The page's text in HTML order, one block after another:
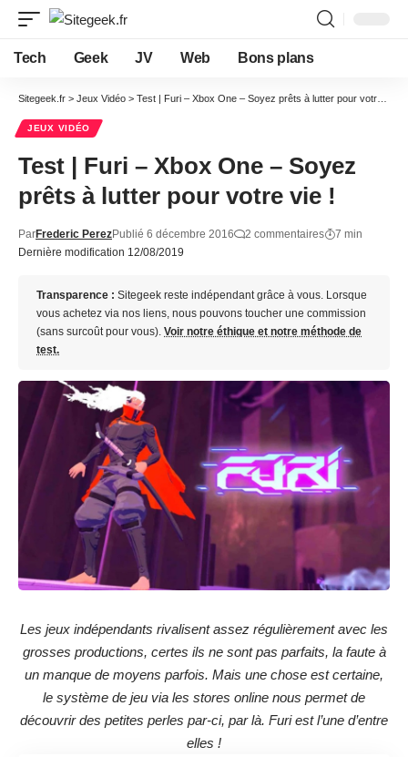
Tech Geek JV Web Bons plans
Sitegeek.fr > Jeux Vidéo > Test | Furi – Xbox One – Soyez prêts à lutter pour votre vie !
JEUX VIDÉO
Test | Furi – Xbox One – Soyez
prêts à lutter pour votre vie !
Dernière modification 12/08/2019
ParFrederic PerezPublié 6 décembre 2016 2 commentaires 7 min
Transparence : Sitegeek reste indépendant grâce à vous. Lorsque
vous achetez via nos liens, nous pouvons toucher une commission
(sans surcoût pour vous). Voir notre éthique et notre méthode de
test.
Les jeux indépendants rivalisent assez régulièrement avec les
grosses productions, certes ils ne sont pas parfaits, la faute à
un manque de moyens parfois. Mais une chose est certaine,
le système de jeu via les stores online nous permet de
découvrir des petites perles par-ci, par là. Furi est l’une d’entre
elles !